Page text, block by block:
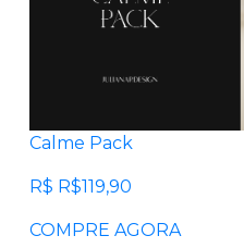
Calme Pack
R$ R$119,90
COMPRE AGORA